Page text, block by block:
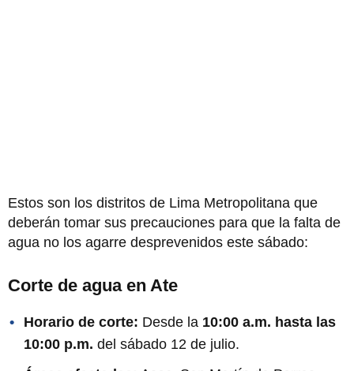
Estos son los distritos de Lima Metropolitana que
deberán tomar sus precauciones para que la falta de
agua no los agarre desprevenidos este sábado:
Corte de agua en Ate
Horario de corte: Desde la 10:00 a.m. hasta las
10:00 p.m. del sábado 12 de julio.